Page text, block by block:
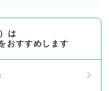
は
おすすめします